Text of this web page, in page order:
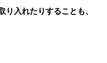
り入れたりすることも、